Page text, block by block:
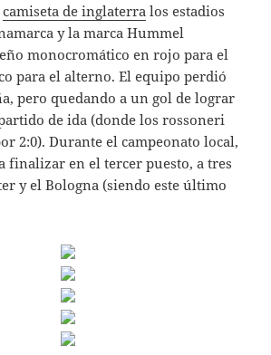
camiseta de inglaterra los estadios
y la marca Hummel
monocromático en rojo para el
para el alterno. El equipo perdió
pero quedando a un gol de lograr
de ida (donde los rossoneri
2:0). Durante el campeonato local,
finalizar en el tercer puesto, a tres
y el Bologna (siendo este último